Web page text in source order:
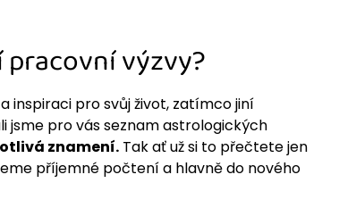
pracovní výzvy?
inspiraci pro svůj život, zatímco jiní
jsme pro vás seznam astrologických
znamení. Tak ať už si to přečtete jen
příjemné počtení a hlavně do nového